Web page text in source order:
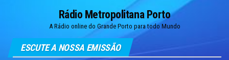
Rádio Metropolitana Porto
A Rádio online do Grande Porto para todo Mundo
ESCUTE A NOSSA EMISSÃO